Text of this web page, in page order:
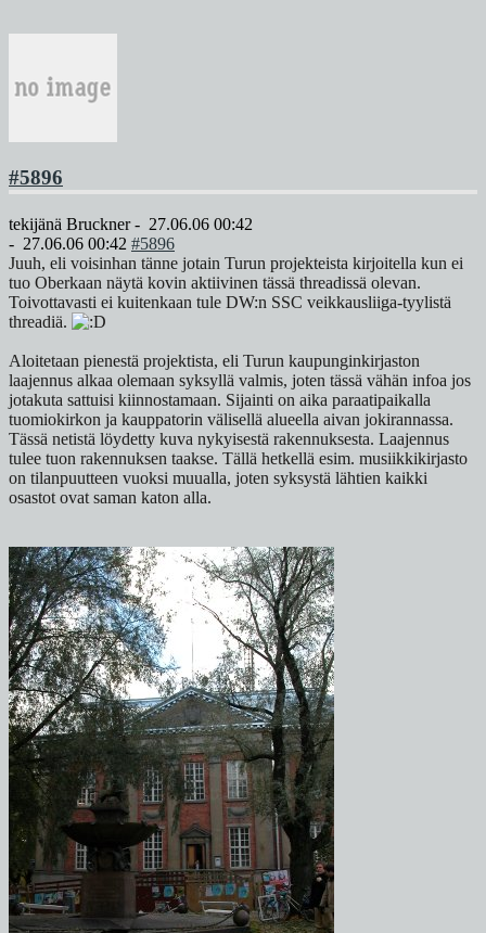
#5896
tekijänä Bruckner- 27.06.06 00:42
- 27.06.06 00:42 #5896
Juuh, eli voisinhan tänne jotain Turun projekteista kirjoitella kun ei
tuo Oberkaan näytä kovin aktiivinen tässä threadissä olevan.
Toivottavasti ei kuitenkaan tule DW:n SSC veikkausliiga-tyylistä
threadiä.
Aloitetaan pienestä projektista, eli Turun kaupunginkirjaston
laajennus alkaa olemaan syksyllä valmis, joten tässä vähän infoa jos
jotakuta sattuisi kiinnostamaan. Sijainti on aika paraatipaikalla
tuomiokirkon ja kauppatorin välisellä alueella aivan jokirannassa.
Tässä netistä löydetty kuva nykyisestä rakennuksesta. Laajennus
tulee tuon rakennuksen taakse. Tällä hetkellä esim. musiikkikirjasto
on tilanpuutteen vuoksi muualla, joten syksystä lähtien kaikki
osastot ovat saman katon alla.